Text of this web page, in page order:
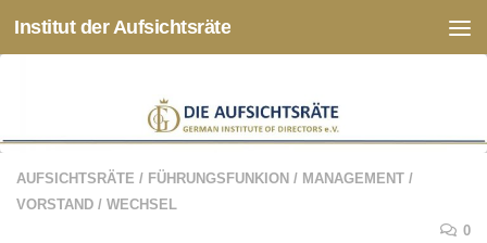
Zum Inhalt springen
Institut der Aufsichtsräte
AUFSICHTSRÄTE / FÜHRUNGSFUNKION / MANAGEMENT /
VORSTAND / WECHSEL
0